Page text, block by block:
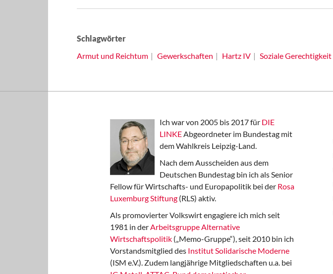
Schlagwörter
Armut und Reichtum
Gewerkschaften Hartz IV Soziale Gerechtigkeit
Ich war von 2005 bis 2017 für DIE
LINKEAbgeordneter im Bundestag mit
dem Wahlkreis Leipzig-Land.
Nach dem Ausscheiden aus dem
Deutschen Bundestag bin ich als Senior
Fellow für Wirtschafts- und Europapolitik bei der Rosa
Luxemburg Stiftung (RLS) aktiv.
Als promovierter Volkswirt engagiere ich mich seit
1981 in derArbeitsgruppe Alternative
Wirtschaftspolitik („Memo-Gruppe“), seit 2010 bin ich
Vorstandsmitglied des Institut Solidarische Moderne
(ISM e.V.). Zudem langjährige Mitgliedschaften u.a. bei